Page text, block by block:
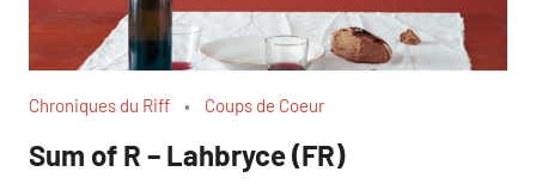
Chroniques du Riff Coups de Coeur
Sum of R – Lahbryce (FR)